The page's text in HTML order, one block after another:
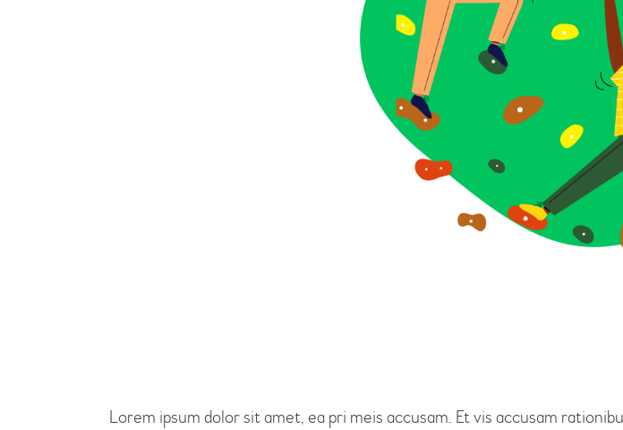
Lorem ipsum dolor sit amet, ea pri meis accusam. Et vis accusam